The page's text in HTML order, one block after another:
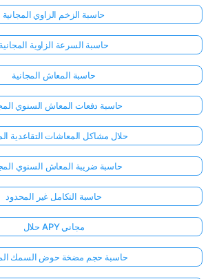
حاسبة الزخم الزاوي المجانية
حاسبة السرعة الزاوية المجانية
حاسبة المعاش المجانية
حاسبة دفعات المعاش السنوي
حلال مشاكل المعاشات التقاعدية
حاسبة ضريبة المعاش السنوي
حاسبة التكامل غير المحدود
حلال APY مجاني
حاسبة حجم مضخة حوض السمك